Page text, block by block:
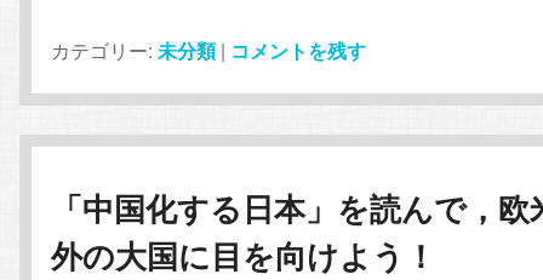
カテゴリー: 未分類 | コメントを残す
「中国化する日本」を読んで，欧
外の大国に目を向けよう！